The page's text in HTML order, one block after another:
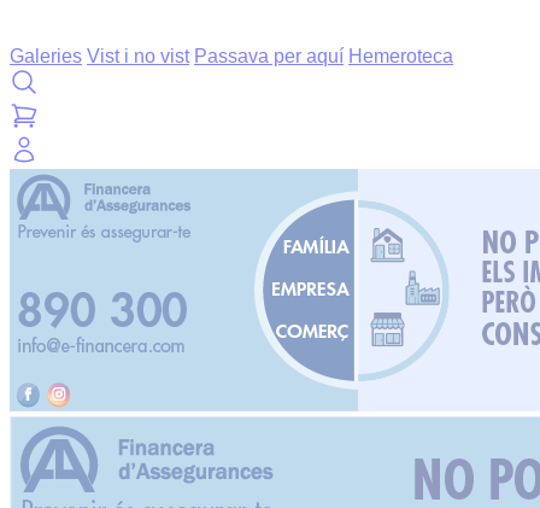
Galeries Vist i no vist Passava per aquí Hemeroteca